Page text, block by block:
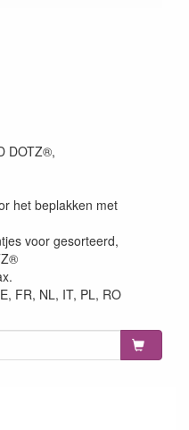
DOTZ®,
het beplakken met
voor gesorteerd,
FR, NL, IT, PL, RO